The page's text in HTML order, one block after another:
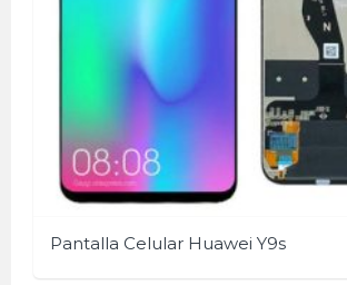
Pantalla Celular Huawei Y9s